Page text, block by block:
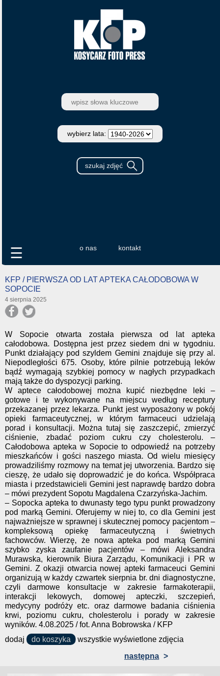
wybierz lata:
o nas kontakt
☰
KFP / PIERWSZA OD LAT APTEKA CAŁODOBOWA W
SOPOCIE
4 sierpnia 2025
W Sopocie otwarta została pierwsza od lat apteka
całodobowa. Dostępna jest przez siedem dni w tygodniu.
Punkt działający pod szyldem Gemini znajduje się przy al.
Niepodległości 675. Osoby, które pilnie potrzebują leków
bądź wymagają szybkiej pomocy w nagłych przypadkach
mają także do dyspozycji parking.
W aptece całodobowej można kupić niezbędne leki –
gotowe i te wykonywane na miejscu według receptury
przekazanej przez lekarza. Punkt jest wyposażony w pokój
opieki farmaceutycznej, w którym farmaceuci udzielają
porad i konsultacji. Można tutaj się zaszczepić, zmierzyć
ciśnienie, zbadać poziom cukru czy cholesterolu. –
Całodobowa apteka w Sopocie to odpowiedź na potrzeby
mieszkańców i gości naszego miasta. Od wielu miesięcy
prowadziliśmy rozmowy na temat jej utworzenia. Bardzo się
cieszę, że udało się doprowadzić je do końca. Współpraca
miasta i przedstawicieli Gemini jest naprawdę bardzo dobra
– mówi prezydent Sopotu Magdalena Czarzyńska-Jachim.
– Sopocka apteka to dwunasty tego typu punkt prowadzony
pod marką Gemini. Oferujemy w niej to, co dla Gemini jest
najważniejsze w sprawnej i skutecznej pomocy pacjentom –
kompleksową opiekę farmaceutyczną i świetnych
fachowców. Wierzę, że nowa apteka pod marką Gemini
szybko zyska zaufanie pacjentów – mówi Aleksandra
Murawska, kierownik Biura Zarządu, Komunikacji i PR w
Gemini. Z okazji otwarcia nowej apteki farmaceuci Gemini
organizują w każdy czwartek sierpnia br. dni diagnostyczne,
czyli darmowe konsultacje w zakresie farmakoterapii,
interakcji lekowych, domowej apteczki, szczepień,
medycyny podróży etc. oraz darmowe badania ciśnienia
krwi, poziomu cukru, cholesterolu i porady w zakresie
wyników. 4.08.2025 / fot. Anna Bobrowska / KFP
dodaj
do koszyka
wszystkie wyświetlone zdjęcia
następna >